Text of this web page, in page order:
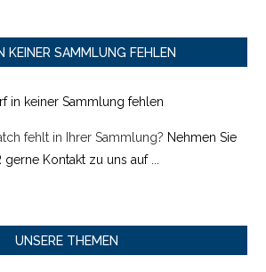
KEINER SAMMLUNG FEHLEN
fehlt in Ihrer Sammlung? Nehmen Sie
gerne Kontakt zu uns auf ...
UNSERE THEMEN